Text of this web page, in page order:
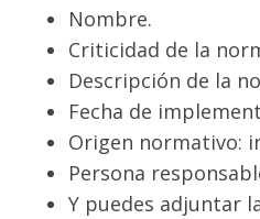
Nombre.
Criticidad de la
Descripción de la
Fecha de
Origen normativo:
Persona
Y puedes adjuntar